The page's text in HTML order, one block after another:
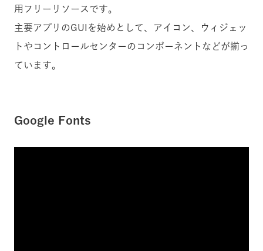
用フリーリソースです。
主要アプリのGUIを始めとして、アイコン、ウィジェッ
トやコントロールセンターのコンポーネントなどが揃っ
ています。
Google Fonts